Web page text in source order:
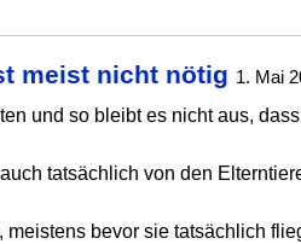
meist nicht nötig 1. Mai
und so bleibt es nicht aus,
tatsächlich von den
bevor sie tatsächlich